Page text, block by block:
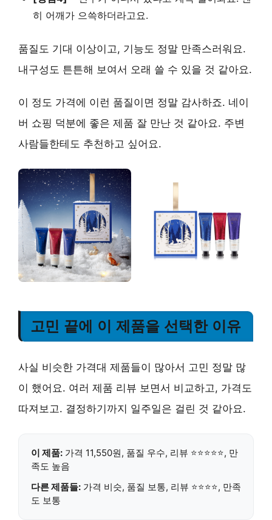
히 어깨가 으쓱하더라고요.
품질도 기대 이상이고, 기능도 정말 만족스러워요.
내구성도 튼튼해 보여서 오래 쓸 수 있을 것 같아요.
이 정도 가격에 이런 품질이면 정말 감사하죠. 네이
버 쇼핑 덕분에 좋은 제품 잘 만난 것 같아요. 주변
사람들한테도 추천하고 싶어요.
고민 끝에 이 제품을 선택한 이유
사실 비슷한 가격대 제품들이 많아서 고민 정말 많
이 했어요. 여러 제품 리뷰 보면서 비교하고, 가격도
따져보고. 결정하기까지 일주일은 걸린 것 같아요.
이 제품: 가격 11,550원, 품질 우수, 리뷰 ⭐⭐⭐⭐⭐, 만
족도 높음
다른 제품들: 가격 비슷, 품질 보통, 리뷰 ⭐⭐⭐⭐, 만족
도 보통